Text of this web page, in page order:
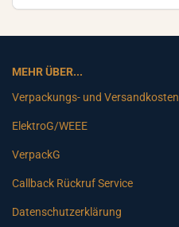
MEHR ÜBER...
Verpackungs- und Versandkosten
ElektroG/WEEE
VerpackG
Callback Rückruf Service
Datenschutzerklärung